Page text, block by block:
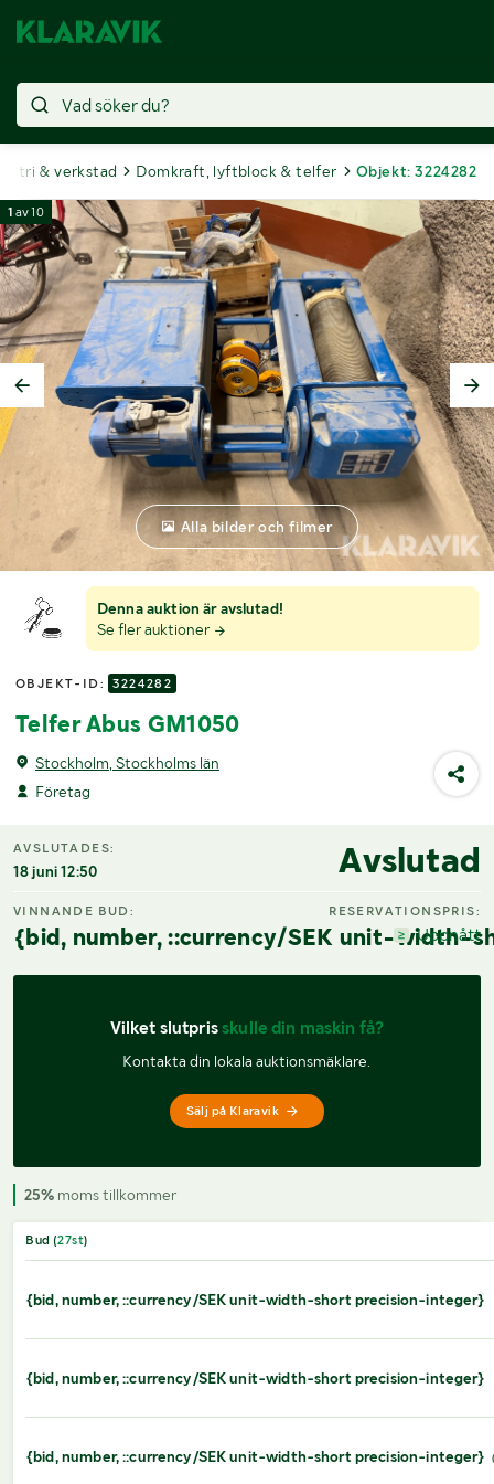
& verkstad Domkraft, lyftblock & telfer Objekt: 3224282
Denna auktion är avslutad!
Se fler auktioner
OBJEKT-ID: 3224282
Telfer Abus GM1050
Stockholm, Stockholms län
Företag
1 av10
Alla bilder och filmer
AVSLUTADES:
18 juni 12:50 Avslutad
VINNANDE BUD:
{bid, number, ::currency/SEK unit-width-
RESERVATIONSPRIS:
Uppnått
Vilket slutpris skulle din maskin få?
Kontakta din lokala auktionsmäklare.
Sälj på Klaravik
25% moms tillkommer
Bud (27st)
{bid, number, ::currency/SEK unit-width-short precision-integer}
{bid, number, ::currency/SEK unit-width-short precision-integer}
{bid, number, ::currency/SEK unit-width-short precision-integer}